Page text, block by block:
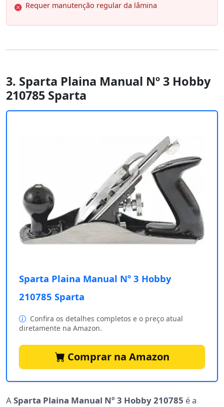
Requer manutenção regular da lâmina
3. Sparta Plaina Manual Nº 3 Hobby
210785 Sparta
Sparta Plaina Manual Nº 3 Hobby
210785 Sparta
Confira os detalhes completos e o preço atual
diretamente na Amazon.
Comprar na Amazon
ASparta Plaina Manual Nº 3 Hobby 210785 é a